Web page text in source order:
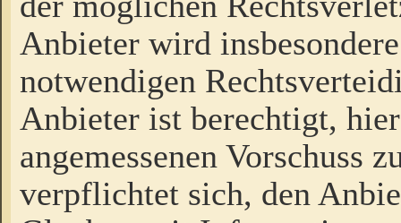
Anbieter wird
notwendigen
Anbieter ist berechtigt,
angemessenen Vorschuss
verpflichtet sich, den